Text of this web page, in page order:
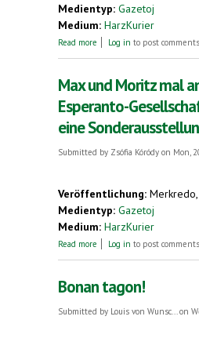
Medientyp: Gazetoj
Medium: HarzKurier
Read more about Erinnerung an
Log in to post comments
Max und Moritz mal
Esperanto-
eine
Submitted by Zsófia Kóródy on Mon,
Veröffentlichung:
Medientyp: Gazetoj
Medium: HarzKurier
Read more about Max und Moritz mal
Log in to post comments
Bonan tagon!
Submitted by Louis von Wunsc... on